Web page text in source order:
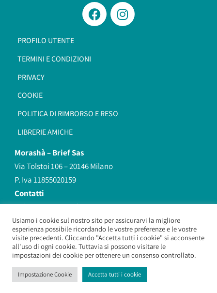
PROFILO UTENTE
TERMINI E CONDIZIONI
PRIVACY
COOKIE
POLITICA DI RIMBORSO E RESO
LIBRERIE AMICHE
Morashà –Brief Sas
Via Tolstoi 106 – 20146 Milano
P. Iva 11855020159
Contatti
redazione@morasha.it
339 8596707
(anche Whatsapp)
Morashà – Brief Sas – Copyright 2026. All Rights Reserved.
Usiamo i cookie sul nostro sito per assicurarvi la migliore
esperienza possibile ricordando le vostre preferenze e le vostre
visite precedenti. Cliccando "Accetta tutti i cookie" si acconsente
all'uso di ogni cookie. Tuttavia si possono visitare le
impostazioni dei cookie per ottenere un consenso controllato.
Impostazione Cookie Accetta tutti i cookie